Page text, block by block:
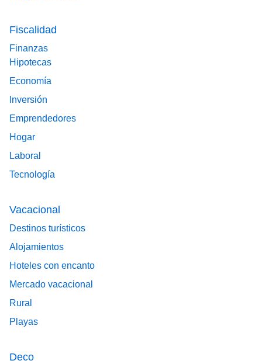
Fiscalidad
Finanzas
Hipotecas
Economía
Inversión
Emprendedores
Hogar
Laboral
Tecnología
Vacacional
Destinos turísticos
Alojamientos
Hoteles con encanto
Mercado vacacional
Rural
Playas
Deco